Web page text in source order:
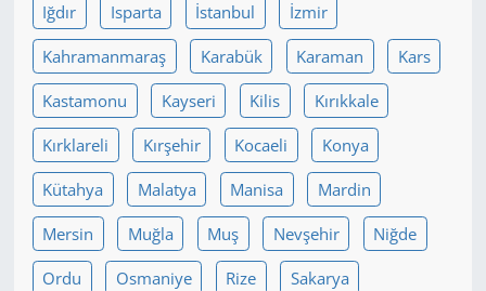
Iğdır Isparta İstanbul İzmir
Kahramanmaraş Karabük Karaman Kars
Kastamonu Kayseri Kilis Kırıkkale
Kırklareli Kırşehir Kocaeli Konya
Kütahya Malatya Manisa Mardin
Mersin Muğla Muş Nevşehir Niğde
Ordu Osmaniye Rize Sakarya